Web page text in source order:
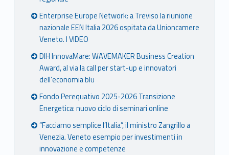
Enterprise Europe Network: a Treviso la riunione
nazionale EEN Italia 2026 ospitata da Unioncamere
Veneto. I VIDEO
DIH InnovaMare: WAVEMAKER Business Creation
Award, al via la call per start-up e innovatori
dell’economia blu
Fondo Perequativo 2025-2026 Transizione
Energetica: nuovo ciclo di seminari online
“Facciamo semplice l’Italia”, il ministro Zangrillo a
Venezia. Veneto esempio per investimenti in
innovazione e competenze